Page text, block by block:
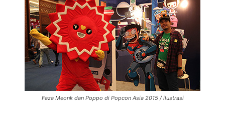
Faza Meonk dan Poppo di Popcon Asia 2015 / ilustrasi